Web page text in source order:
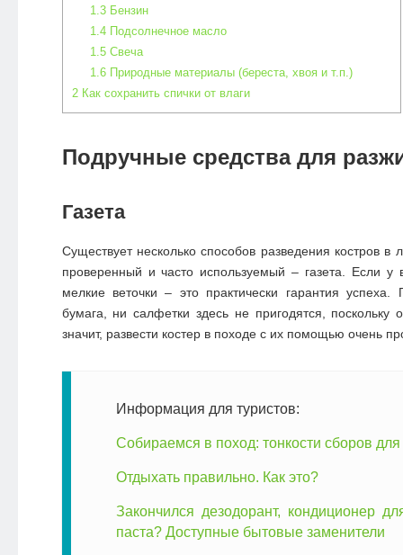
1.3Бензин
1.4Подсолнечное масло
1.5Свеча
1.6Природные материалы (береста, хвоя и т.п.)
2Как сохранить спички от влаги
Подручные средства для
Газета
Существует несколько способов разведения костров
проверенный и часто используемый – газета. Если у
мелкие веточки – это практически гарантия
бумага, ни салфетки здесь не пригодятся, поскольку
значит, развести костер в походе с их помощью очень
Информация для туристов:
Собираемся в поход: тонкости сборов для
Отдыхать правильно. Как это?
Закончился дезодорант, кондиционер
паста? Доступные бытовые заменители